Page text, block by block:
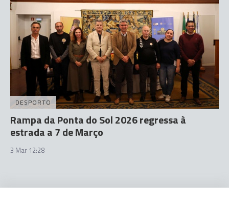
DESPORTO
Rampa da Ponta do Sol 2026 regressa à
estrada a 7 de Março
3 Mar 12:28